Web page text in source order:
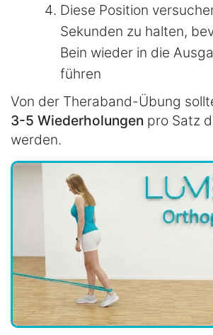
Diese Position
Sekunden zu halten,
Bein wieder in die
führen
Von der Theraband-Übung
3-5 Wiederholungen pro Satz
werden.